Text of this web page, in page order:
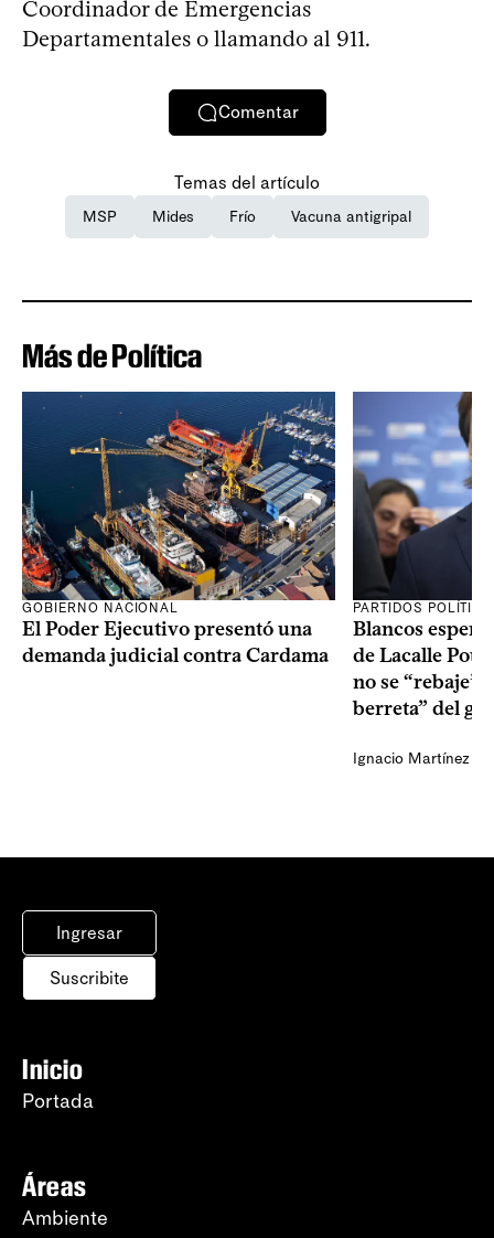
Coordinador de Emergencias
Departamentales o llamando al 911.
Comentar
Temas del artículo
MSP Mides Frío Vacuna antigripal
Más de Política
GOBIERNO NACIONAL
El Poder Ejecutivo presentó una
demanda judicial contra Cardama
PARTIDOS
Blancos
de Lacalle Pou
no se “rebaje”
berreta” del
Ignacio Martínez
Ingresar
Suscribite
Inicio
Portada
Áreas
Ambiente